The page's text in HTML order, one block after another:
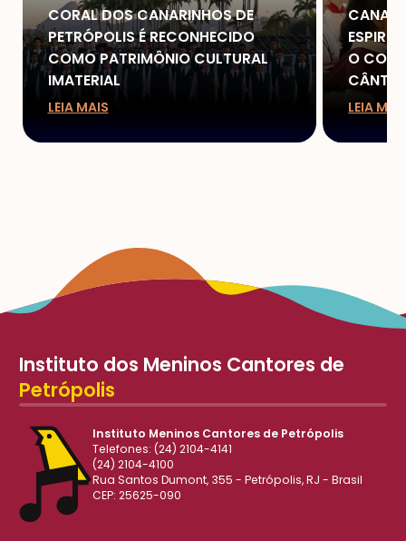
CORAL DOS CANARINHOS DE
PETRÓPOLIS É RECONHECIDO
COMO PATRIMÔNIO CULTURAL
IMATERIAL
LEIA MAIS
O
LEIA
Instituto dos Meninos Cantores de
Petrópolis
Instituto Meninos Cantores de Petrópolis
Telefones: (24) 2104-4141
(24) 2104-4100
Rua Santos Dumont, 355 - Petrópolis, RJ - Brasil
CEP: 25625-090